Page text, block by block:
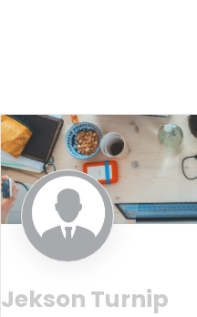
Jekson Turnip